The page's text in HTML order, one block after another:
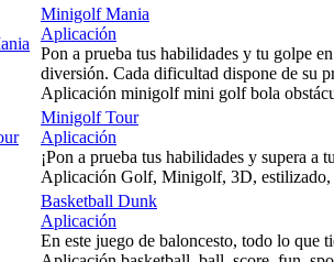
Minigolf Mania
Aplicación
Pon a prueba tus habilidades y tu golpe
diversión. Cada dificultad dispone de su
Aplicación minigolf mini golf bola
Minigolf Tour
Aplicación
¡Pon a prueba tus habilidades y supera
Aplicación Golf, Minigolf, 3D, estilizado,
Basketball Dunk
Aplicación
En este juego de baloncesto, todo lo que